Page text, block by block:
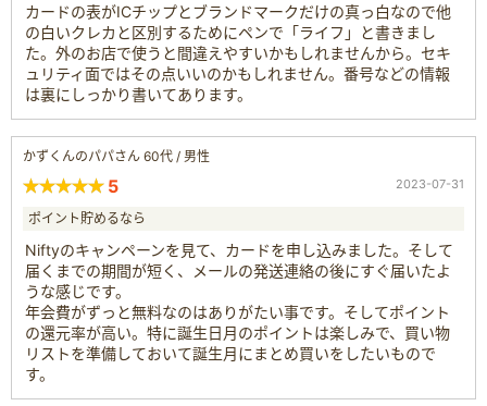
カードの表がICチップとブランドマークだけの真っ白なので他
の白いクレカと区別するためにペンで「ライフ」と書きまし
た。外のお店で使うと間違えやすいかもしれませんから。セキ
ュリティ面ではその点いいのかもしれません。番号などの情報
は裏にしっかり書いてあります。
かずくんのパパさん 60代 / 男性
5 2023-07-31
ポイント貯めるなら
Niftyのキャンペーンを見て、カードを申し込みました。そして
届くまでの期間が短く、メールの発送連絡の後にすぐ届いたよ
うな感じです。
年会費がずっと無料なのはありがたい事です。そしてポイント
の還元率が高い。特に誕生日月のポイントは楽しみで、買い物
リストを準備しておいて誕生月にまとめ買いをしたいもので
す。